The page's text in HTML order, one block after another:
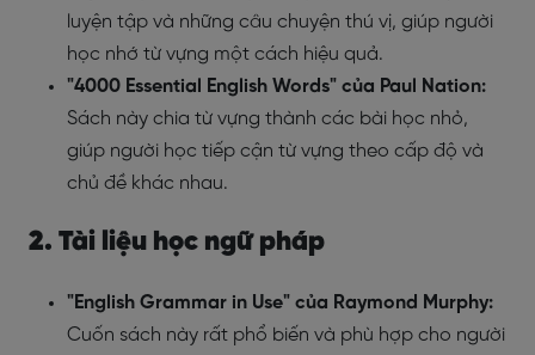
luyện tập và những câu chuyện thú vị, giúp người
học nhớ từ vựng một cách hiệu quả.
"4000 Essential English Words" của Paul Nation:
Sách này chia từ vựng thành các bài học nhỏ,
giúp người học tiếp cận từ vựng theo cấp độ và
chủ đề khác nhau.
2. Tài liệu học ngữ pháp
"English Grammar in Use" của Raymond Murphy:
Cuốn sách này rất phổ biến và phù hợp cho người